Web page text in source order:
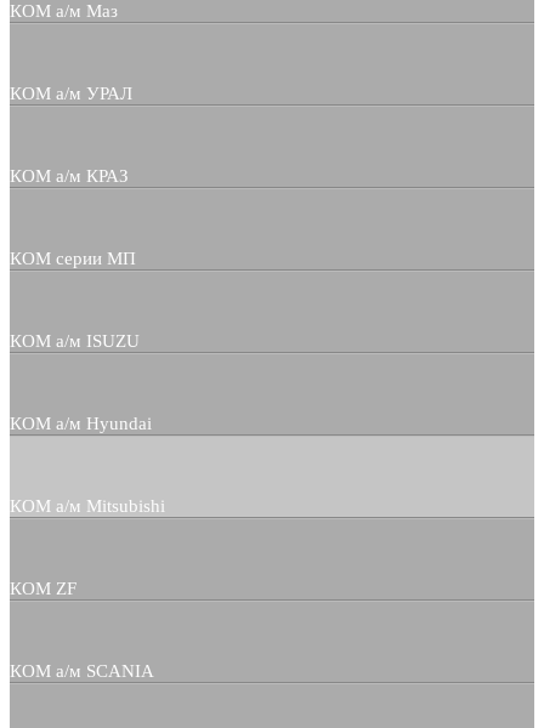
КОМ а/м Маз
КОМ а/м УРАЛ
КОМ а/м КРАЗ
КОМ серии МП
КОМ а/м ISUZU
КОМ а/м Hyundai
КОМ а/м Mitsubishi
КОМ ZF
КОМ а/м SCANIA